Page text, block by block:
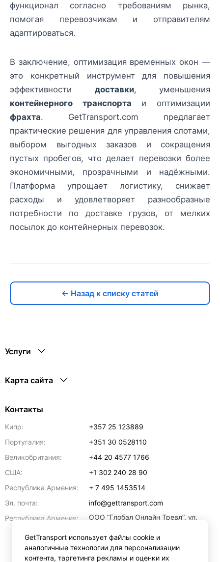
функционал согласно требованиям рынка,
помогая перевозчикам и отправителям
адаптироваться.
В заключение, оптимизация временных окон —
это конкретный инструмент для повышения
эффективности доставки, уменьшения
контейнерного транспорта и оптимизации
фрахта. GetTransport.com предлагает
практические решения для управления слотами,
выбором выгодных заказов и сокращения
пустых пробегов, что делает перевозки более
экономичными, прозрачными и надёжными.
Платформа упрощает логистику, снижает
расходы и удовлетворяет разнообразные
потребности по доставке грузов, от мелких
посылок до контейнерных перевозок.
← Назад к списку статей
Услуги
Карта сайта
Контакты
Кипр:
+357 25 123889
Португалия:
+351 30 0528110
Великобритания:
+44 20 4577 1766
США:
+1 302 240 28 90
Республика Армения:
+ 7 495 1453514
Эл. почта:
info@gettransport.com
Республика Армения:
ООО “Глобал Онлайн Тревл”, ул.
регистрационный номер
271.110.1183229, РНН 00238516
Ереван 0070
GetTransport использует файлы cookie и
аналогичные технологии для персонализации
контента, таргетинга рекламы и оценки их